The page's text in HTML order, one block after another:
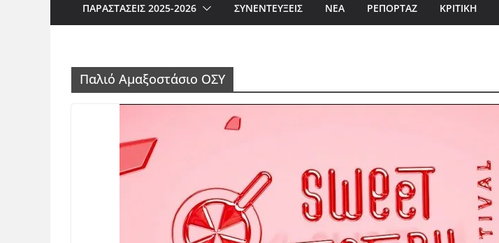
ΠΑΡΑΣΤΆΣΕΙΣ 2025-2026 ΣΥΝΕΝΤΕΥΞΕΙΣ ΝΈΑ ΡΕΠΟΡΤΆΖ ΚΡΙΤΙΚΗ
Παλιό Αμαξοστάσιο ΟΣΥ